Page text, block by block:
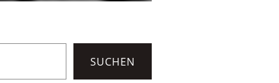
SUCHEN